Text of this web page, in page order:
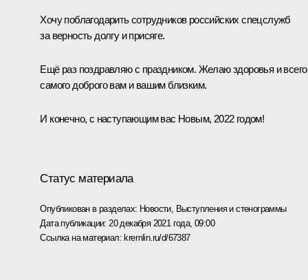
Хочу поблагодарить сотрудников российских спецслужб
за верность долгу и присяге.
Ещё раз поздравляю с праздником. Желаю здоровья и всего
самого доброго вам и вашим близким.
И конечно, с наступающим вас Новым, 2022 годом!
Статус материала
Опубликован в разделах: Новости, Выступления и стенограммы
Дата публикации: 20 декабря 2021 года, 09:00
Ссылка на материал: kremlin.ru/d/67387